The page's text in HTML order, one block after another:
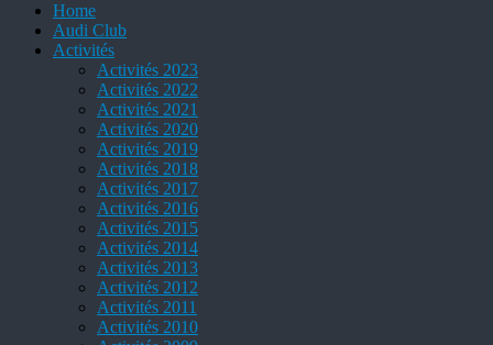
Home
Audi Club
Activités
Activités 2023
Activités 2022
Activités 2021
Activités 2020
Activités 2019
Activités 2018
Activités 2017
Activités 2016
Activités 2015
Activités 2014
Activités 2013
Activités 2012
Activités 2011
Activités 2010